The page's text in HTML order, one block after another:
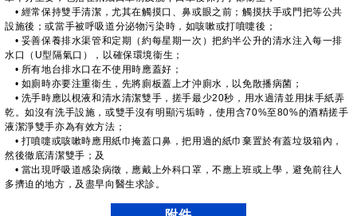
• 經常保持雙手清潔，尤其在觸摸口、鼻或眼之前；觸摸扶手或門把等公共
設施後；或當手被呼吸道分泌物污染時，如咳嗽或打噴嚏後；
• 妥善保養排水渠管和定期（約每星期一次）把約半公升的清水注入每一排
水口（U型隔氣口），以確保環境衞生；
• 所有地台排水口在不使用時應蓋好；
• 如廁時亦要注重衞生，先將廁板蓋上才沖廁水，以免散播病菌；
• 洗手時應以梘液和清水清潔雙手，搓手最少20秒，用水過清並用抹手紙弄
乾。如沒有洗手設施，或雙手沒有明顯污垢時，使用含70%至80%的酒精搓手
液潔淨雙手亦為有效方法；
• 打噴嚏或咳嗽時應用紙巾掩蓋口鼻，把用過的紙巾棄置於有蓋垃圾箱內，
然後徹底清潔雙手；及
• 當出現呼吸道感染病徵，應戴上外科口罩，不應上班或上學，避免前往人
多擠迫的地方，及盡早向醫生求診。